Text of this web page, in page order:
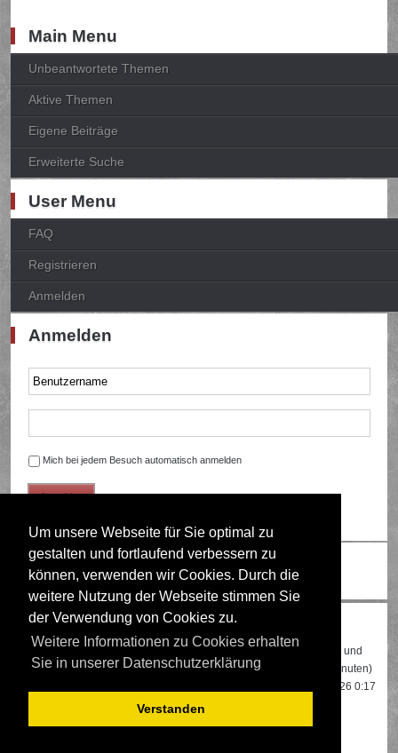
Um unsere Webseite für Sie optimal zu
gestalten und fortlaufend verbessern zu
können, verwenden wir Cookies. Durch die
weitere Nutzung der Webseite stimmen Sie
der Verwendung von Cookies zu.
Weitere Informationen zu Cookies erhalten
Sie in unserer Datenschutzerklärung
Verstanden
Main Menu
Unbeantwortete Themen
Aktive Themen
Eigene Beiträge
Erweiterte Suche
User Menu
FAQ
Registrieren
Anmelden
Anmelden
Mich bei jedem Besuch automatisch anmelden
Ändere Schriftgröße
Wer ist online?
Insgesamt sind426Besucher online: 2 registrierte, 0 unsichtbare und
424 Gäste (basierend auf den aktiven Besuchern der letzten 5 Minuten)
Besuchern, die am 13.04.2026 0:17
gleichzeitig online waren.